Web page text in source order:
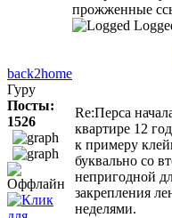
прожженные
back2home
Гуру
Посты:
1526
Re:Перса
квартире 12
к примеру
буквально со
непригодной
закрепления
неделями.